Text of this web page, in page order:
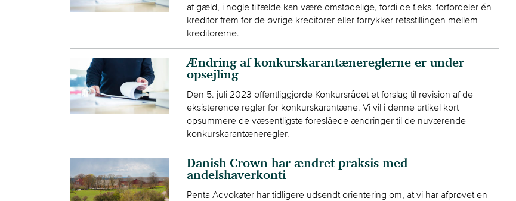
af gæld, i nogle tilfælde kan være omstødelige, fordi de f.eks. forfordeler én
kreditor frem for de øvrige kreditorer eller forrykker retsstillingen mellem
kreditorerne.
Ændring af konkurskarantænereglerne er under
opsejling
Den 5. juli 2023 offentliggjorde Konkursrådet et forslag til revision af de
eksisterende regler for konkurskarantæne. Vi vil i denne artikel kort
opsummere de væsentligste foreslåede ændringer til de nuværende
konkurskarantæneregler.
Danish Crown har ændret praksis med
andelshaverkonti
Penta Advokater har tidligere udsendt orientering om, at vi har afprøvet en